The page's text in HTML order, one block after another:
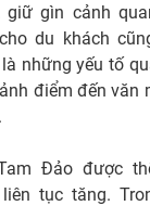
giữ gìn cảnh
du khách
những yếu tố
điểm đến văn
Đảo được
tục tăng.